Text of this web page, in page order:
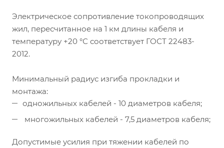
Электрическое сопротивление токопроводящих
жил, пересчитанное на 1 км длины кабеля и
температуру +20 °С соответствует ГОСТ 22483-
2012.
Минимальный радиус изгиба прокладки и
монтажа:
одножильных кабелей - 10 диаметров кабеля;
многожильных кабелей - 7,5 диаметров кабеля;
Допустимые усилия при тяжении кабелей по